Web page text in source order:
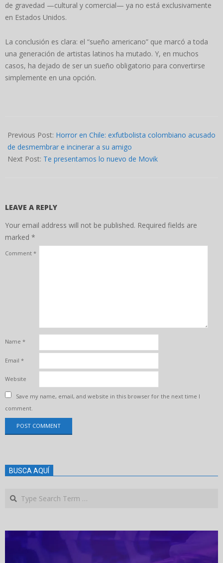
de gravedad —cultural y comercial— ya no está exclusivamente
en Estados Unidos.
La conclusión es clara: el “sueño americano” que marcó a toda
una generación de artistas latinos ha mutado. Y, en muchos
casos, ha dejado de ser un sueño obligatorio para convertirse
simplemente en una opción.
05-
30
Previous Post: Horror en Chile: exfutbolista colombiano acusado
de desmembrar e incinerar a su amigo
Next Post: Te presentamos lo nuevo de Movik
LEAVE A REPLY
Your email address will not be published. Required fields are
marked *
Comment *
Name *
Email *
Website
Save my name, email, and website in this browser for the next time I
comment.
BUSCA AQUÍ
Search